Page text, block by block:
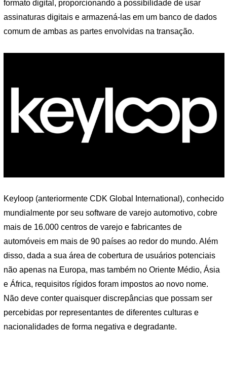
formato digital, proporcionando a possibilidade de usar
assinaturas digitais e armazená-las em um banco de dados
comum de ambas as partes envolvidas na transação.
Keyloop (anteriormente CDK Global International), conhecido
mundialmente por seu software de varejo automotivo, cobre
mais de 16.000 centros de varejo e fabricantes de
automóveis em mais de 90 países ao redor do mundo. Além
disso, dada a sua área de cobertura de usuários potenciais
não apenas na Europa, mas também no Oriente Médio, Ásia
e África, requisitos rígidos foram impostos ao novo nome.
Não deve conter quaisquer discrepâncias que possam ser
percebidas por representantes de diferentes culturas e
nacionalidades de forma negativa e degradante.